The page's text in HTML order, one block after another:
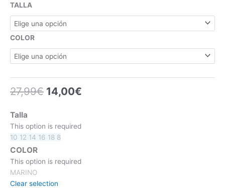
TALLA
COLOR
27,99€ 14,00€
Talla
This option is required
10 12 14 16 18 8
COLOR
This option is required
MARINO
Clear selection